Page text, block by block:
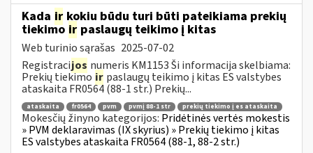
Kada ir kokiu būdu turi būti pateikiama prekių
tiekimo ir paslaugų teikimo į kitas
Web turinio sąrašas 2025-07-02
Registracijos numeris KM1153 Ši informacija skelbiama:
Prekių tiekimo ir paslaugų teikimo į kitas ES valstybes
ataskaita FR0564 (88-1 str.) Prekių...
ataskaita fr0564 pvm pvmį 88-1 str prekių tiekimo į es ataskaita
Mokesčių žinyno kategorijos: Pridėtinės vertės mokestis
» PVM deklaravimas (IX skyrius) » Prekių tiekimo į kitas
ES valstybes ataskaita FR0564 (88-1, 88-2 str.)